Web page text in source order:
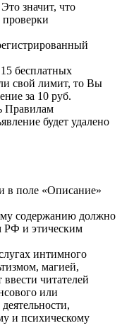
значит, что
проверки
бесплатных
свой лимит, то Вы
за 10 руб.
Правилам
будет удалено
в поле «Описание»
содержанию должно
РФ и этическим
интимного
магией,
читателей
или
и психическому